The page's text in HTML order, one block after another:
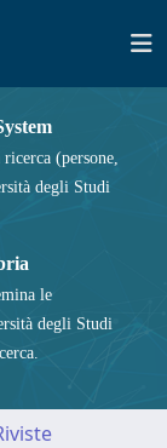
(persone,
degli Studi
le
degli Studi